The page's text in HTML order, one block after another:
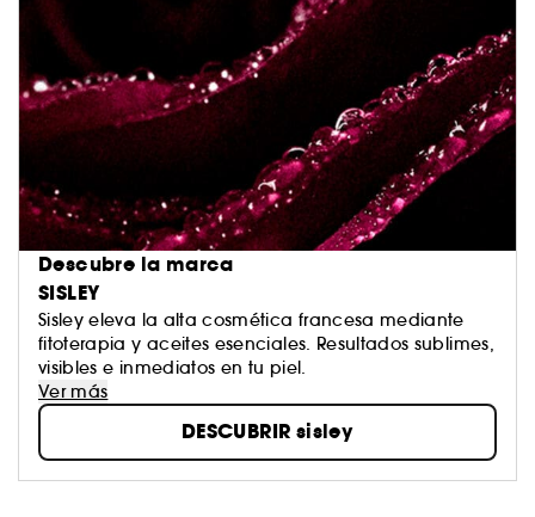
Descubre la marca
SISLEY
Sisley eleva la alta cosmética francesa mediante
fitoterapia y aceites esenciales. Resultados sublimes,
visibles e inmediatos en tu piel.
Ver más
DESCUBRIR sisley